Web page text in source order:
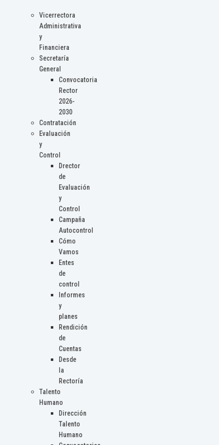
Vicerrectora
Administrativa
y
Financiera
Secretaría
General
Convocatoria
Rector
2026-
2030
Contratación
Evaluación
y
Control
Drector
de
Evaluación
y
Control
Campaña
Autocontrol
Cómo
Vamos
Entes
de
control
Informes
y
planes
Rendición
de
Cuentas
Desde
la
Rectoría
Talento
Humano
Dirección
Talento
Humano